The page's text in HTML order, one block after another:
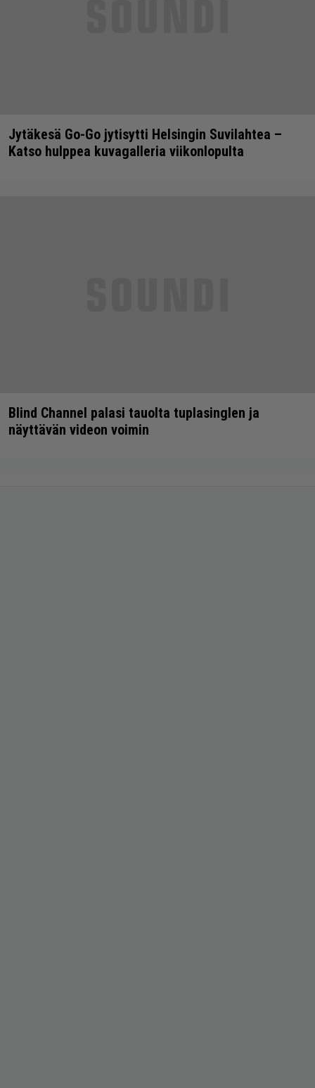
Jytäkesä Go-Go jytisytti Helsingin Suvilahtea –
Katso hulppea kuvagalleria viikonlopulta
Blind Channel palasi tauolta tuplasinglen ja
näyttävän videon voimin